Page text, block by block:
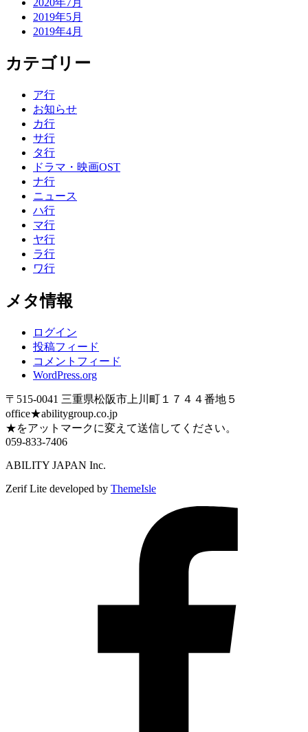
2019年5月
2019年4月
カテゴリー
ア行
お知らせ
カ行
サ行
タ行
ドラマ・映画OST
ナ行
ニュース
ハ行
マ行
ヤ行
ラ行
ワ行
メタ情報
ログイン
投稿フィード
コメントフィード
WordPress.org
〒515-0041 三重県松阪市上川町１７４４番地５
office★abilitygroup.co.jp
★をアットマークに変えて送信してください。
059-833-7406
ABILITY JAPAN Inc.
Zerif Lite developed by ThemeIsle